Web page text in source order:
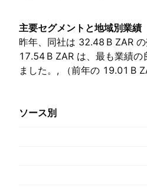
主要セグメントと地域別業績
昨年、同社は ‪32.48 B‬ ZAR
‪17.54 B‬ ZAR は、最も業績
ました。, （前年の ‪19.01 B‬
ソース別